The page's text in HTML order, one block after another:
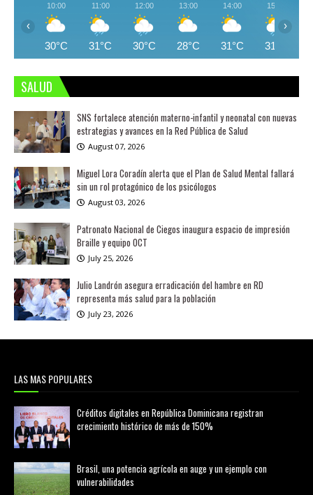
10:00
30°C
11:00
31°C
12:00
30°C
13:00
28°C
14:00
31°C
15:00
31°C
‹ ›
SALUD
SNS fortalece atención materno-infantil y neonatal con nuevas
estrategias y avances en la Red Pública de Salud
August 07, 2026
Miguel Lora Coradín alerta que el Plan de Salud Mental fallará
sin un rol protagónico de los psicólogos
August 03, 2026
Patronato Nacional de Ciegos inaugura espacio de impresión
Braille y equipo OCT
July 25, 2026
Julio Landrón asegura erradicación del hambre en RD
representa más salud para la población
July 23, 2026
LAS MAS POPULARES
Créditos digitales en República Dominicana registran
crecimiento histórico de más de 150%
Brasil, una potencia agrícola en auge y un ejemplo con
vulnerabilidades